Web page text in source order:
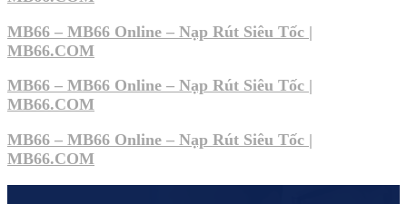
MB66 – MB66 Online – Nạp Rút Siêu Tốc |
MB66.COM
MB66 – MB66 Online – Nạp Rút Siêu Tốc |
MB66.COM
MB66 – MB66 Online – Nạp Rút Siêu Tốc |
MB66.COM